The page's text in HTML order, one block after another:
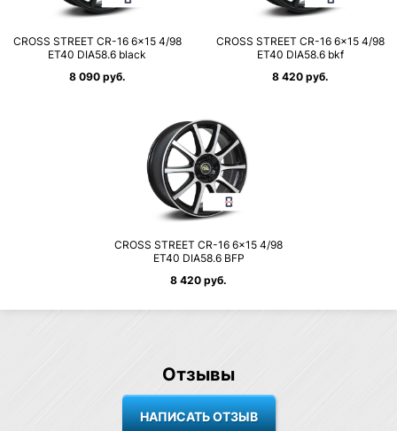
CROSS STREET CR-16 6×15 4/98
ET40 DIA58.6 black
8 090 руб.
CROSS STREET CR-16 6×15 4/98
ET40 DIA58.6 bkf
8 420 руб.
CROSS STREET CR-16 6×15 4/98
ET40 DIA58.6 BFP
8 420 руб.
Отзывы